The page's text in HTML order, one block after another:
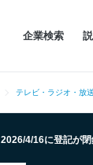
企業検索
テレビ・ラジオ・放
2026/4/16に登記が閉